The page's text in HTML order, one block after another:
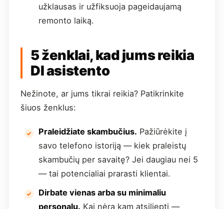
užklausas ir užfiksuoja pageidaujamą
remonto laiką.
5 ženklai, kad jums reikia
DI asistento
Nežinote, ar jums tikrai reikia? Patikrinkite
šiuos ženklus:
Praleidžiate skambučius. Pažiūrėkite į
savo telefono istoriją — kiek praleistų
skambučių per savaitę? Jei daugiau nei 5
— tai potencialiai prarasti klientai.
Dirbate vienas arba su minimaliu
personalu. Kai nėra kam atsiliepti —